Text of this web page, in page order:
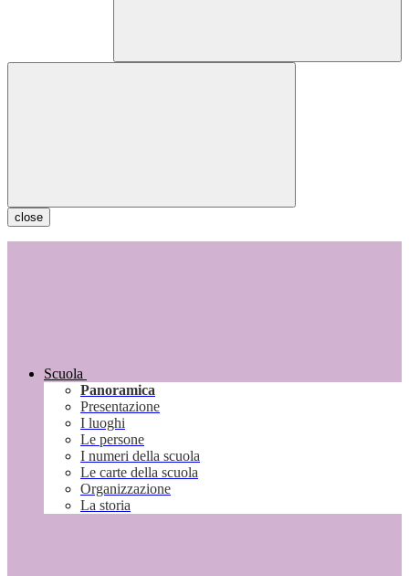
close
Scuola
Panoramica
Presentazione
I luoghi
Le persone
I numeri della scuola
Le carte della scuola
Organizzazione
La storia